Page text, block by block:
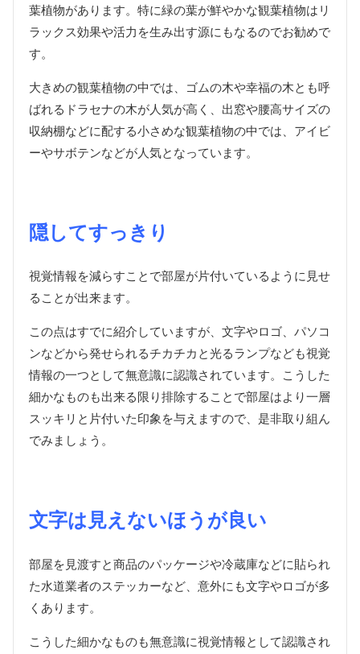
葉植物があります。特に緑の葉が鮮やかな観葉植物はリ
ラックス効果や活力を生み出す源にもなるのでお勧めで
す。
大きめの観葉植物の中では、ゴムの木や幸福の木とも呼
ばれるドラセナの木が人気が高く、出窓や腰高サイズの
収納棚などに配する小さめな観葉植物の中では、アイビ
ーやサボテンなどが人気となっています。
隠してすっきり
視覚情報を減らすことで部屋が片付いているように見せ
ることが出来ます。
この点はすでに紹介していますが、文字やロゴ、パソコ
ンなどから発せられるチカチカと光るランプなども視覚
情報の一つとして無意識に認識されています。こうした
細かなものも出来る限り排除することで部屋はより一層
スッキリと片付いた印象を与えますので、是非取り組ん
でみましょう。
文字は見えないほうが良い
部屋を見渡すと商品のパッケージや冷蔵庫などに貼られ
た水道業者のステッカーなど、意外にも文字やロゴが多
くあります。
こうした細かなものも無意識に視覚情報として認識され